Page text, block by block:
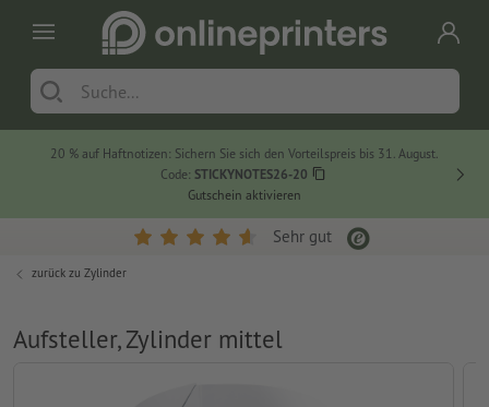
20 % auf Haftnotizen: Sichern Sie sich den Vorteilspreis bis 31. August.
Code: STICKYNOTES26-20
Gutschein aktivieren
Sehr gut
zurück zu Zylinder
Aufsteller, Zylinder mittel